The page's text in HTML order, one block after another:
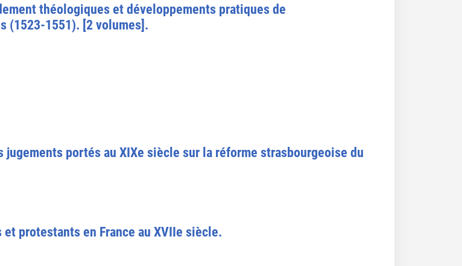
théologiques et développements pratiques de
(1523-1551). [2 volumes].
portés au XIXe siècle sur la réforme strasbourgeoise du
protestants en France au XVIIe siècle.